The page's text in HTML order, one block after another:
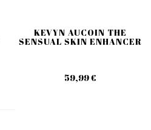
KEVYN AUCOIN THE
SENSUAL SKIN ENHANCER
59,99 €